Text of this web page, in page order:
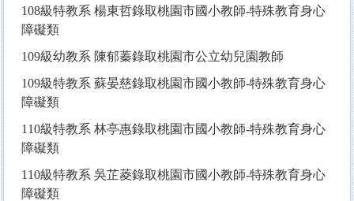
108級特教系 楊東哲錄取桃園市國小教師-特殊教育身心
障礙類
109級幼教系 陳郁蓁錄取桃園市公立幼兒園教師
109級特教系 蘇晏慈錄取桃園市國小教師-特殊教育身心
障礙類
110級特教系 林亭惠錄取桃園市國小教師-特殊教育身心
障礙類
110級特教系 吳芷菱錄取桃園市國小教師-特殊教育身心
障礙類